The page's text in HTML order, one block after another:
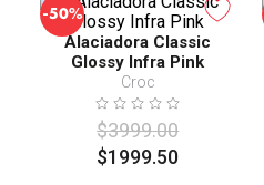
-50%
Alaciadora Classic
Glossy Infra Pink
Croc
$3999.00
$1999.50